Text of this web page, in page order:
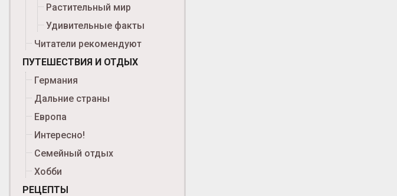
Растительный мир
Удивительные факты
Читатели рекомендуют
ПУТЕШЕСТВИЯ И ОТДЫХ
Германия
Дальние страны
Европа
Интересно!
Семейный отдых
Хобби
РЕЦЕПТЫ